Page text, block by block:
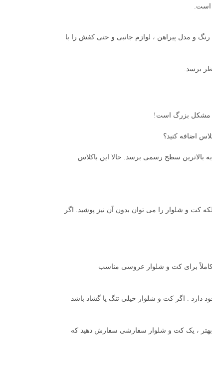
است.
و مدل پیراهن ، لوازم جانبی و حتی کفش را با
برسد.
مشکل بزرگ است!
اضافه کنید؟
بالاترین سطح رسمی برسد. حالا این باکلاس
کت و شلوار را می توان بدون آن نیز پوشید. اگر
برای کت و شلوار عروسی مناسب
دارد . اگر کت و شلوار خیلی تنگ یا گشاد باشد
بهتر ، یک کت و شلوار سفارشی سفارش دهید که